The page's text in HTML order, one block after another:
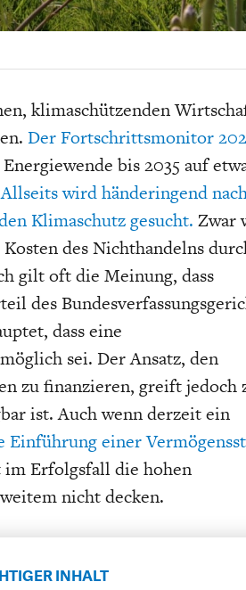
BGE-INFOGRAFIK
klimaschützenden
Der Fortschrittsmonitor
bis 2035 auf
Allseits wird händeringend
Klimaschutz gesucht. Zwar
des Nichthandelns
gilt oft die Meinung, dass
des
dass eine
sei. Der Ansatz, den
zu finanzieren, greift jedoch
ist. Auch wenn derzeit ein
Einführung einer
im Erfolgsfall die hohen
nicht decken.
INHALT